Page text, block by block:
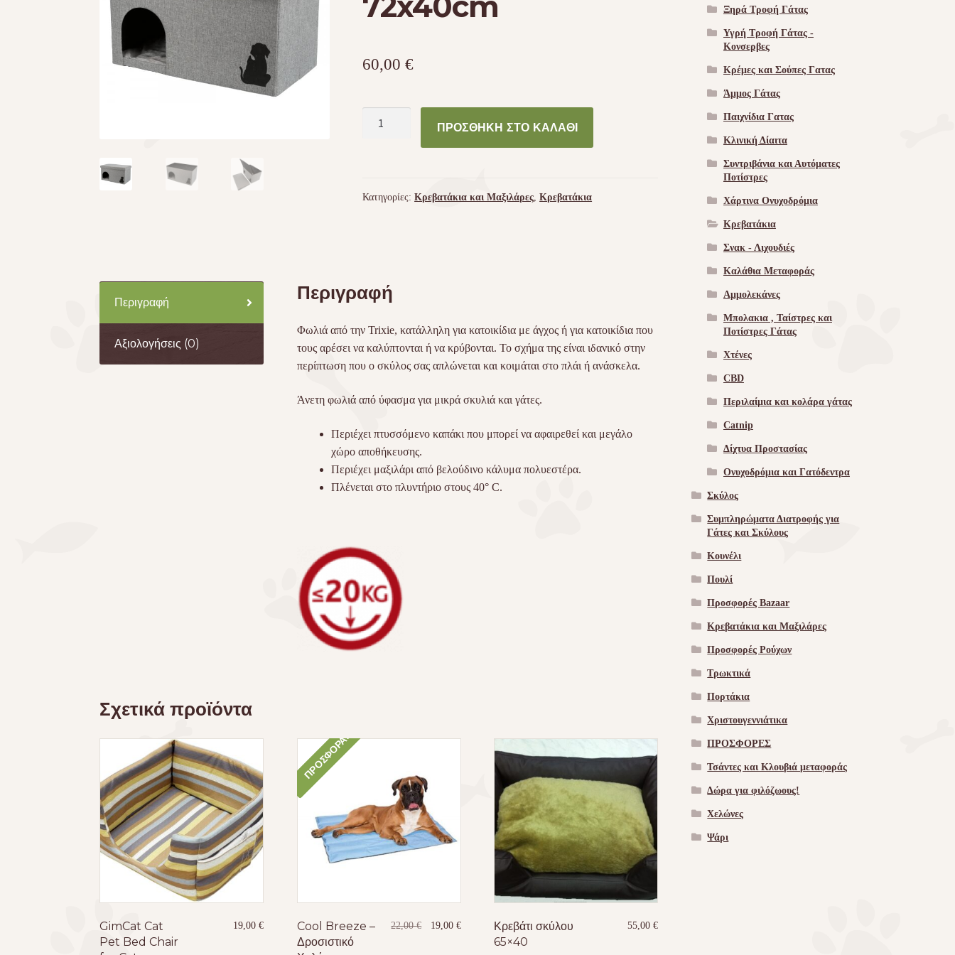
60,00€
χρώμα
ΠΡΟΣΘΉΚΗ ΣΤΟ ΚΑΛΆΘΙ
Κατηγορίες:Κρεβατάκια και Μαξιλάρες ,Κρεβατάκια
Περιγραφή
Αξιολογήσεις (0)
Περιγραφή
Φωλιά από την Trixie, κατάλληλη για κατοικίδια με άγχος ή για κατοικίδια που
τους αρέσει να καλύπτονται ή να κρύβονται. Το σχήμα της είναι ιδανικό στην
περίπτωση που ο σκύλος σας απλώνεται και κοιμάται στο πλάι ή ανάσκελα.
Άνετη φωλιά από ύφασμα για μικρά σκυλιά και γάτες.
Περιέχει πτυσσόμενο καπάκι που μπορεί να αφαιρεθεί και μεγάλο
χώρο αποθήκευσης.
Περιέχει μαξιλάρι από βελούδινο κάλυμα πολυεστέρα.
Πλένεται στο πλυντήριο στους 40° C.
Σχετικά προϊόντα
GimCat Cat
Pet Bed Chair
19,00€
Cool Breeze –
Δροσιστικό
22,00€
Original
19,00 €Η
τρέχουσα
ΠΡΟΣΦΟΡΆ!
Κρεβάτι σκύλου
65×40
55,00€
Ξηρά Τροφή Γάτας
Υγρή Τροφή Γάτας -
Kονσερβες
Κρέμες και Σούπες Γατας
Άμμος Γάτας
Παιχνίδια Γατας
Κλινική Δίαιτα
Συντριβάνια και Αυτόματες
Ποτίστρες
Χάρτινα Ονυχοδρόμια
Κρεβατάκια
Σνακ - Λιχουδιές
Καλάθια Μεταφοράς
Αμμολεκάνες
Μπολακια , Ταίστρες και
Ποτίστρες Γάτας
Χτένες
CBD
Περιλαίμια και κολάρα γάτας
Catnip
Δίχτυα Προστασίας
Ονυχοδρόμια και Γατόδεντρα
Σκύλος
Συμπληρώματα Διατροφής για
Γάτες και Σκύλους
Κουνέλι
Πουλί
Προσφορές Bazaar
Κρεβατάκια και Μαξιλάρες
Προσφορές Ρούχων
Τρωκτικά
Πορτάκια
Χριστουγεννιάτικα
ΠΡΟΣΦΟΡΕΣ
Τσάντες και Κλουβιά μεταφοράς
Δώρα για φιλόζωους!
Χελώνες
Ψάρι